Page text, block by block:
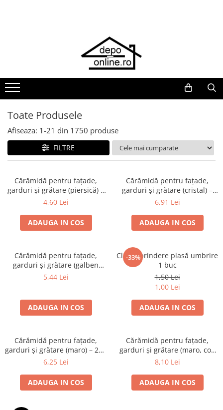
Grătare barbeque din fontă
România
PLITE DIN FONTĂ
GRĂTARE DE GRĂDINĂ
Cuptoare de pizza
Grătare din fontă
Grătare electrice
GRĂTARE PE GAZ
UȘI DIN FONTĂ
Uși de cuptor
Uși pentru sobă și șemineu
VASE DE GĂTIT
Vase pentru gătit din fontă
Vase pentru gătit din inox
Vase pentru gătit din oțel
REDUCERI VASE DIN FONTĂ
Toate Produsele
Afiseaza: 1-21 din 1750 produse
FILTRE
Cărămidă pentru fațade,
garduri și grătare (piersică) –
250 × 120 × 65 mm
4,60 Lei
ADAUGA IN COS
Cărămidă pentru fațade,
garduri și grătare (cristal) –
250 × 120 × 65 mm
6,91 Lei
ADAUGA IN COS
Cărămidă pentru fațade,
garduri și grătare (galben
corsica) – 250 × 120 × 65 mm
5,44 Lei
ADAUGA IN COS
-33%
Clemă prindere plasă umbrire
1 buc
1,50 Lei
1,00 Lei
ADAUGA IN COS
Cărămidă pentru fațade,
garduri și grătare (maro) – 250
× 120 × 65 mm
6,25 Lei
ADAUGA IN COS
Cărămidă pentru fațade,
garduri și grătare (maro, colț
rotunjit) – 250 × 120 × 65 mm
8,10 Lei
ADAUGA IN COS